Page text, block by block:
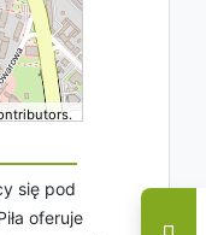
się pod
oferuje